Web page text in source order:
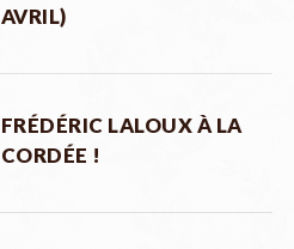
AVRIL)
FRÉDÉRIC LALOUX À LA
CORDÉE !